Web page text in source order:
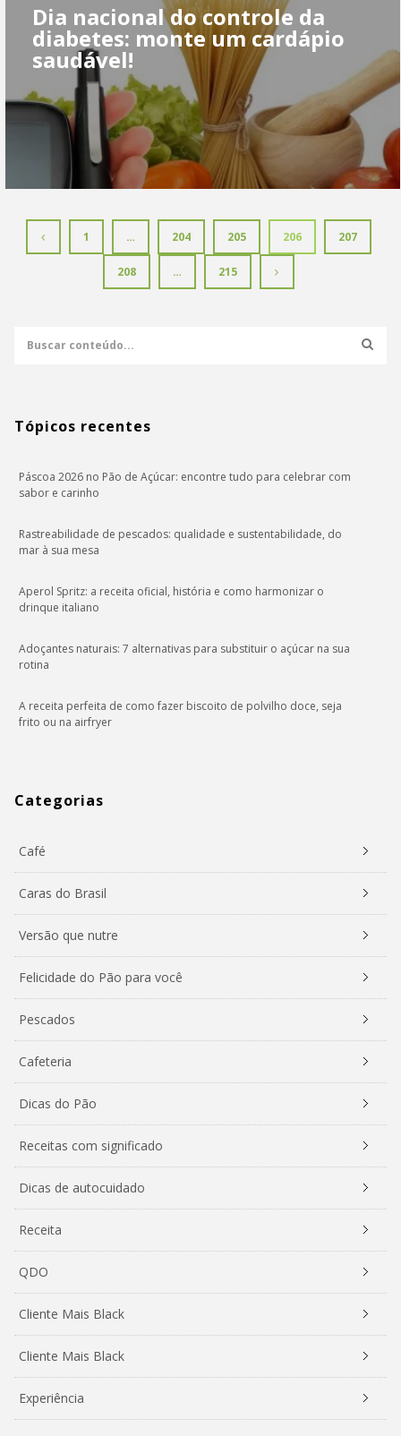
Dia nacional do controle da
diabetes: monte um cardápio
saudável!
1 … 204 205 206 207
208 … 215
Tópicos recentes
Páscoa 2026 no Pão de Açúcar: encontre tudo para celebrar com
sabor e carinho
Rastreabilidade de pescados: qualidade e sustentabilidade, do
mar à sua mesa
Aperol Spritz: a receita oficial, história e como harmonizar o
drinque italiano
Adoçantes naturais: 7 alternativas para substituir o açúcar na sua
rotina
A receita perfeita de como fazer biscoito de polvilho doce, seja
frito ou na airfryer
Categorias
Café
Caras do Brasil
Versão que nutre
Felicidade do Pão para você
Pescados
Cafeteria
Dicas do Pão
Receitas com significado
Dicas de autocuidado
Receita
QDO
Cliente Mais Black
Cliente Mais Black
Experiência